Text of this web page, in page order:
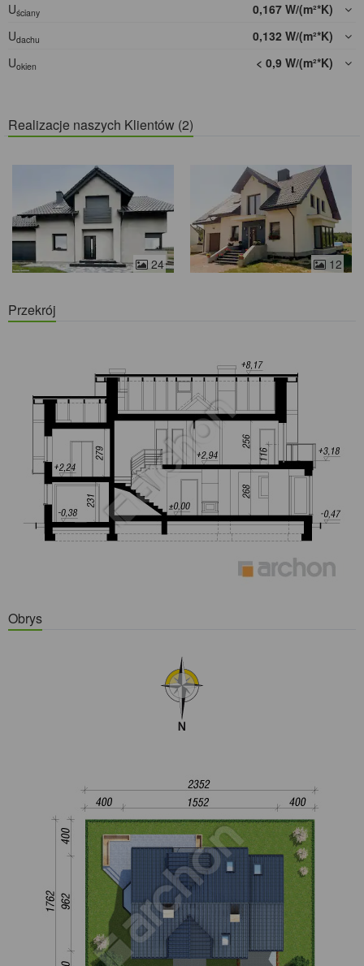
Uściany
0,167 W/(m²*K)
Udachu
0,132 W/(m²*K)
Uokien < 0,9 W/(m²*K)
Realizacje naszych Klientów (2)
24 12
Przekrój
Obrys